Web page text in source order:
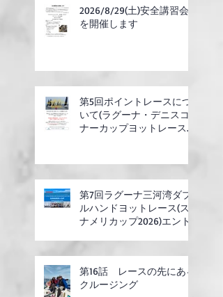
2026/8/29(土)安全講習会
を開催します
第5回ポイントレースにつ
いて(ラグーナ・デニスコ
ナーカップヨットレース合
第7回ラグーナ三河湾ダブ
ルハンドヨットレース(ス
ナメリカップ2026)エント
第16話 レースの先にある
クルージング